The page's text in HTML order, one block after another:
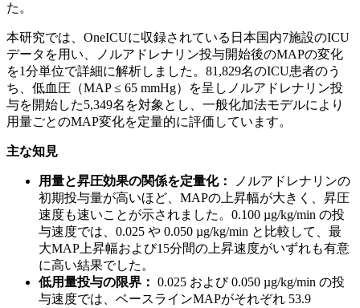
た。
本研究では、OneICUに収録されている日本国内7施設のICU
データを用い、ノルアドレナリン投与開始後のMAPの変化
を1分単位で詳細に解析しました。81,829名のICU患者のう
ち、低血圧（MAP ≤ 65 mmHg）を呈しノルアドレナリン投
与を開始した5,349名を対象とし、一般化加法モデルにより
用量ごとのMAP変化を定量的に評価しています。
主な知見
用量と昇圧効果の関係を定量化：
ノルアドレナリンの
初期投与量が高いほど、MAPの上昇幅が大きく、昇圧
速度も速いことが示されました。0.100 µg/kg/min の投
与速度では、0.025 や 0.050 µg/kg/min と比較して、最
大MAP上昇幅および15分間の上昇速度がいずれも有意
に高い結果でした。
低用量投与の限界： 0.025 および 0.050 µg/kg/min の投
与速度では、ベースラインMAPがそれぞれ 53.9